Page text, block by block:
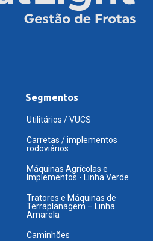
Segmentos
Utilitários / VUCS
Carretas / implementos
rodoviários
Máquinas Agrícolas e
Implementos - Linha Verde
Tratores e Máquinas de
Terraplanagem – Linha
Amarela
Caminhões